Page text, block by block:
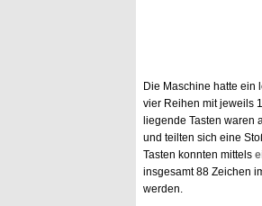
Die Maschine hatte ein
vier Reihen mit jeweils
liegende Tasten waren
und teilten sich eine
Tasten konnten mittels
insgesamt 88 Zeichen
werden.